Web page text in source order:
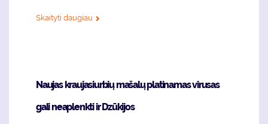
Skaityti daugiau
Naujas kraujasiurbių mašalų platinamas virusas
gali neaplenkti ir Dzūkijos